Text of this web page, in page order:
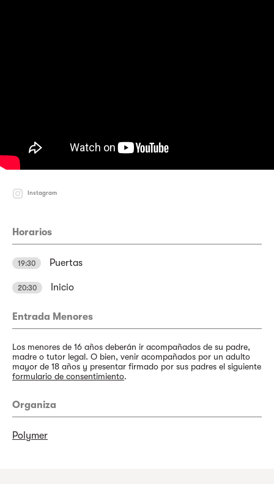
Instagram
Horarios
19:30 Puertas
20:30 Inicio
Entrada Menores
Los menores de 16 años deberán ir acompañados de su padre,
madre o tutor legal. O bien, venir acompañados por un adulto
mayor de 18 años y presentar firmado por sus padres el siguiente
formulario de consentimiento.
Organiza
Polymer